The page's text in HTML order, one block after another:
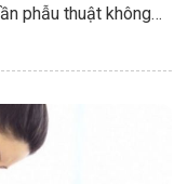
phẫu thuật không